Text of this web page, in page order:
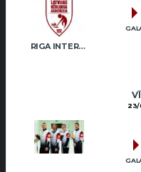
RIGA INTERNATIONAL CURLING CLUB / GRAY
23/